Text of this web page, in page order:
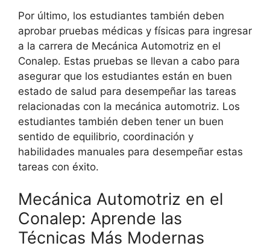
Por último, los estudiantes también deben
aprobar pruebas médicas y físicas para ingresar
a la carrera de Mecánica Automotriz en el
Conalep. Estas pruebas se llevan a cabo para
asegurar que los estudiantes están en buen
estado de salud para desempeñar las tareas
relacionadas con la mecánica automotriz. Los
estudiantes también deben tener un buen
sentido de equilibrio, coordinación y
habilidades manuales para desempeñar estas
tareas con éxito.
Mecánica Automotriz en el
Conalep: Aprende las
Técnicas Más Modernas